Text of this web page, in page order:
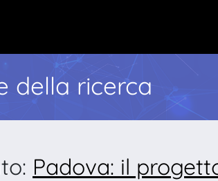
della ricerca
Padova: il